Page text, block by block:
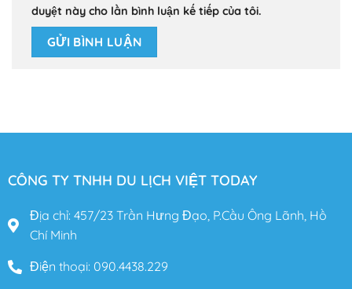
duyệt này cho lần bình luận kế tiếp của tôi.
CÔNG TY TNHH DU LỊCH VIỆT TODAY
Địa chỉ: 457/23 Trần Hưng Đạo, P.Cầu Ông Lãnh, Hồ
Chí Minh
Điện thoại: 090.4438.229